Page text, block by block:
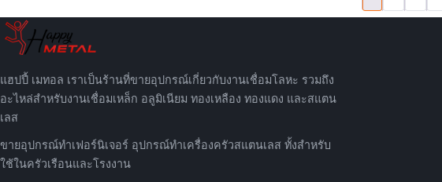
แฮปปี้ เมทอล เราเป็นร้านที่ขายอุปกรณ์เกี่ยวกับงานเชื่อมโลหะ รวมถึง
อะไหล่สำหรับงานเชื่อมเหล็ก อลูมิเนียม ทองเหลือง ทองแดง และสแตน
เลส
ขายอุปกรณ์ทำเฟอร์นิเจอร์ อุปกรณ์ทำเครื่องครัวสแตนเลส ทั้งสำหรับ
ใช้ในครัวเรือนและโรงงาน